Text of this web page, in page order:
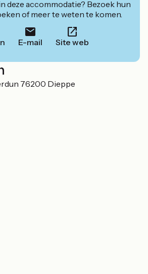
deze accommodatie? Bezoek hun
of meer te weten te komen.
E-mail Site web
76200 Dieppe